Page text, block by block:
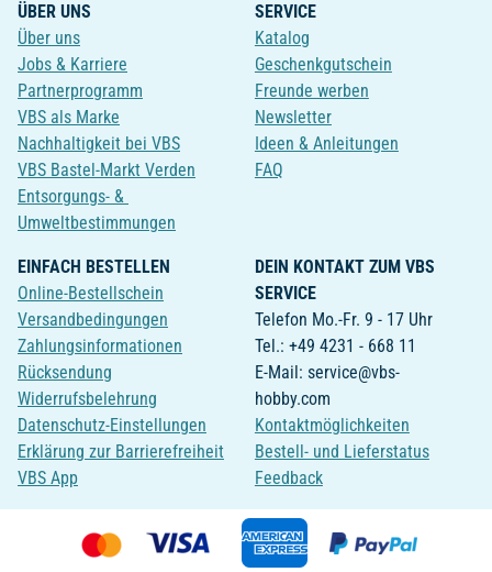
ÜBER UNS
Über uns
Jobs & Karriere
Partnerprogramm
VBS als Marke
Nachhaltigkeit bei VBS
VBS Bastel-Markt Verden
Entsorgungs- &
Umweltbestimmungen
SERVICE
Katalog
Geschenkgutschein
Freunde werben
Newsletter
Ideen & Anleitungen
FAQ
EINFACH BESTELLEN
Online-Bestellschein
Versandbedingungen
Zahlungsinformationen
Rücksendung
Widerrufsbelehrung
Datenschutz-Einstellungen
Erklärung zur Barrierefreiheit
VBS App
DEIN KONTAKT ZUM VBS
SERVICE
Telefon Mo.-Fr. 9 - 17 Uhr
Tel.: +49 4231 - 668 11
E-Mail: service@vbs-
hobby.com
Kontaktmöglichkeiten
Bestell- und Lieferstatus
Feedback